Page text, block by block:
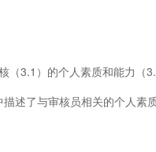
3.1）的个人素质和能力（
了与审核员相关的个人素质